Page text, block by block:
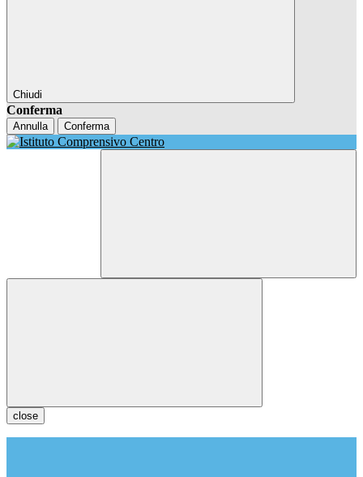
Chiudi
Conferma
Annulla Conferma
close